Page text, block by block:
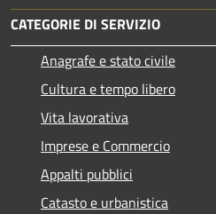
CATEGORIE DI SERVIZIO
Anagrafe e stato civile
Cultura e tempo libero
Vita lavorativa
Imprese e Commercio
Appalti pubblici
Catasto e urbanistica